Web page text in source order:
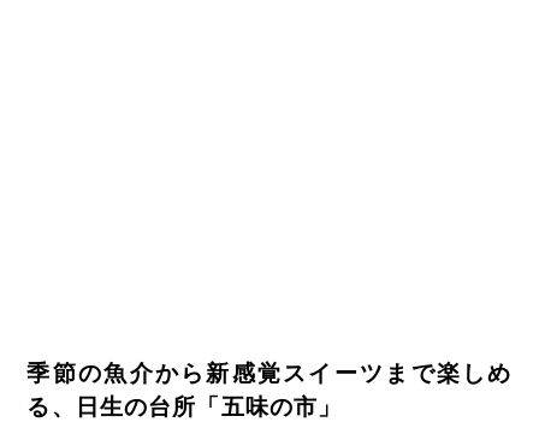
季節の魚介から新感覚スイーツまで楽しめ
る、日生の台所「五味の市」